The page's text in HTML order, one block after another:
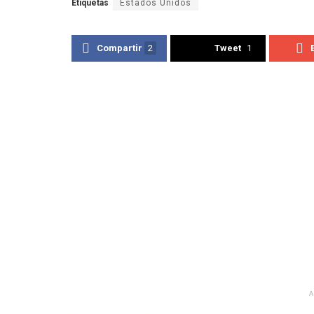
Etiquetas Estados Unidos
Compartir 2 Tweet 1